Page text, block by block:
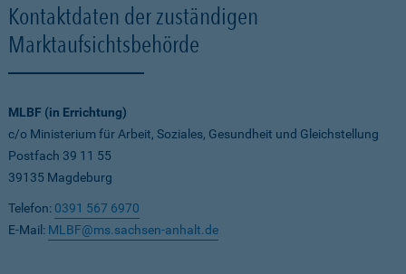
Kontaktdaten der zuständigen
Marktaufsichtsbehörde
MLBF (in Errichtung)
c/o Ministerium für Arbeit, Soziales, Gesundheit und Gleichstellung
Postfach 39 11 55
39135 Magdeburg
Telefon: 0391 567 6970
E-Mail: MLBF@ms.sachsen-anhalt.de